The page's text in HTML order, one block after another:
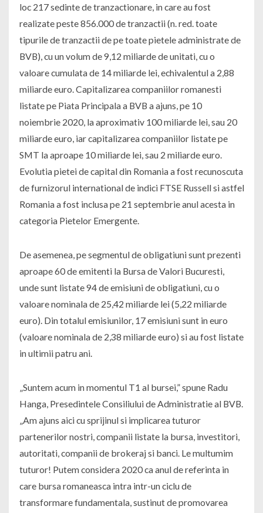
loc 217 sedinte de tranzactionare, in care au fost
realizate peste 856.000 de tranzactii (n. red. toate
tipurile de tranzactii de pe toate pietele administrate de
BVB), cu un volum de 9,12 miliarde de unitati, cu o
valoare cumulata de 14 miliarde lei, echivalentul a 2,88
miliarde euro. Capitalizarea companiilor romanesti
listate pe Piata Principala a BVB a ajuns, pe 10
noiembrie 2020, la aproximativ 100 miliarde lei, sau 20
miliarde euro, iar capitalizarea companiilor listate pe
SMT la aproape 10 miliarde lei, sau 2 miliarde euro.
Evolutia pietei de capital din Romania a fost recunoscuta
de furnizorul international de indici FTSE Russell si astfel
Romania a fost inclusa pe 21 septembrie anul acesta in
categoria Pietelor Emergente.
De asemenea, pe segmentul de obligatiuni sunt prezenti
aproape 60 de emitenti la Bursa de Valori Bucuresti,
unde sunt listate 94 de emisiuni de obligatiuni, cu o
valoare nominala de 25,42 miliarde lei (5,22 miliarde
euro). Din totalul emisiunilor, 17 emisiuni sunt in euro
(valoare nominala de 2,38 miliarde euro) si au fost listate
in ultimii patru ani.
„Suntem acum in momentul T1 al bursei,” spune Radu
Hanga, Presedintele Consiliului de Administratie al BVB.
„Am ajuns aici cu sprijinul si implicarea tuturor
partenerilor nostri, companii listate la bursa, investitori,
autoritati, companii de brokeraj si banci. Le multumim
tuturor! Putem considera 2020 ca anul de referinta in
care bursa romaneasca intra intr-un ciclu de
transformare fundamentala, sustinut de promovarea